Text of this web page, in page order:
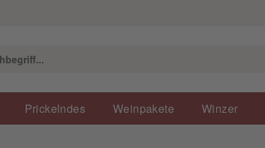
Prickelndes Weinpakete Winzer